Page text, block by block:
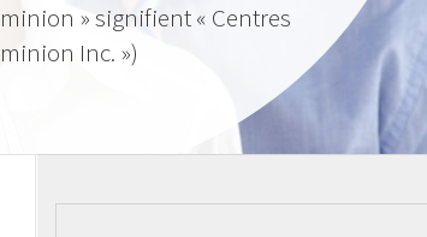
» signifient « Centres
Inc. »)